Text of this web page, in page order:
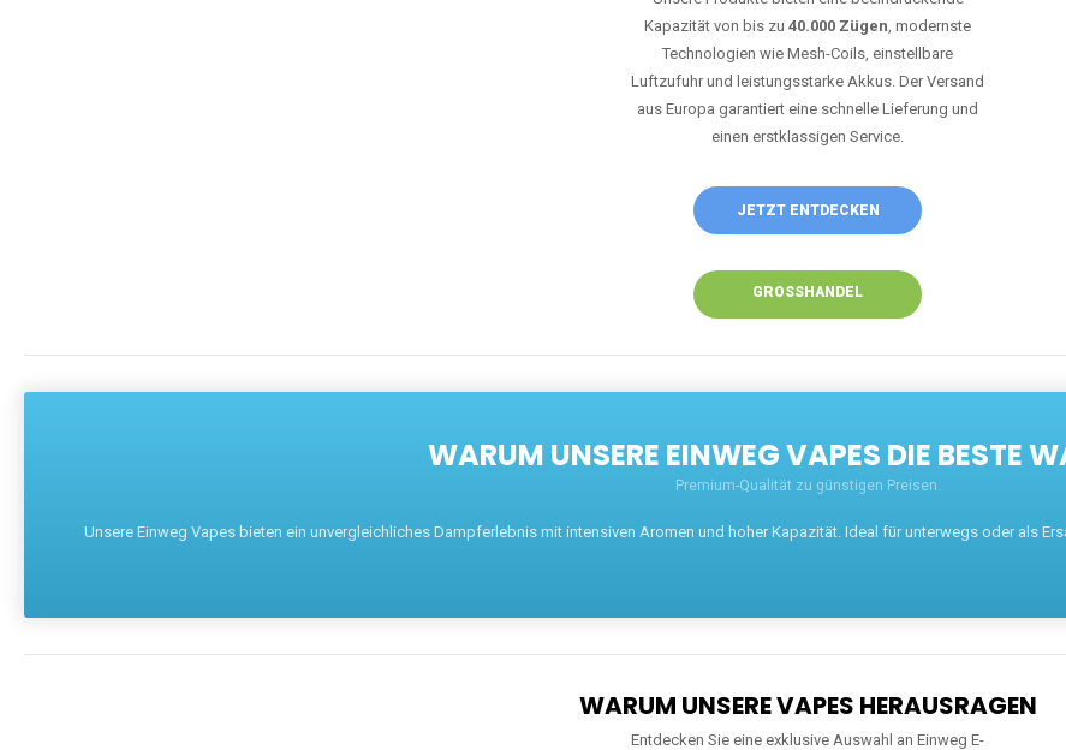
Kapazität von bis zu 40.000 Zügen, modernste
Technologien wie Mesh-Coils, einstellbare
Luftzufuhr und leistungsstarke Akkus. Der Versand
aus Europa garantiert eine schnelle Lieferung und
einen erstklassigen Service.
JETZT ENTDECKEN
GROSSHANDEL
WARUM UNSERE EINWEG VAPES DIE BESTE
Premium-Qualität zu günstigen Preisen.
Unsere Einweg Vapes bieten ein unvergleichliches Dampferlebnis mit intensiven Aromen und hoher Kapazität. Ideal für unterwegs oder als
WARUM UNSERE VAPES HERAUSRAGEN
Entdecken Sie eine exklusive Auswahl an Einweg E-